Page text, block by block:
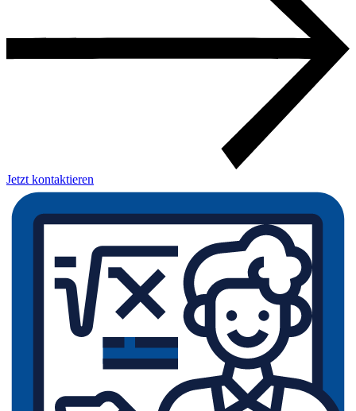
Jetzt kontaktieren